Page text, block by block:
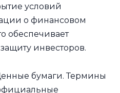
условий
о финансовом
обеспечивает
инвесторов.
бумаги. Термины